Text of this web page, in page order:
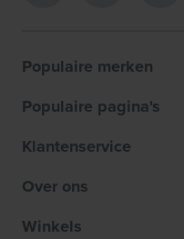
Populaire merken
Populaire pagina's
Klantenservice
Over ons
Winkels